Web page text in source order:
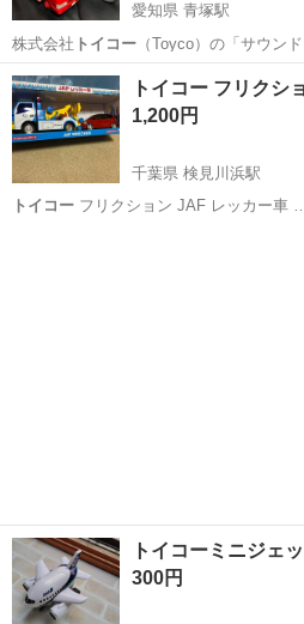
愛知県 青塚駅
株式会社 トイコー（Toyco）の「サウン
愛知 津島市 青塚駅 おもちゃ
トイコー フリクシ
1,200円
千葉県 検見川浜駅
トイコーフリクション JAF レッカー車
トイコーミニジ
300円